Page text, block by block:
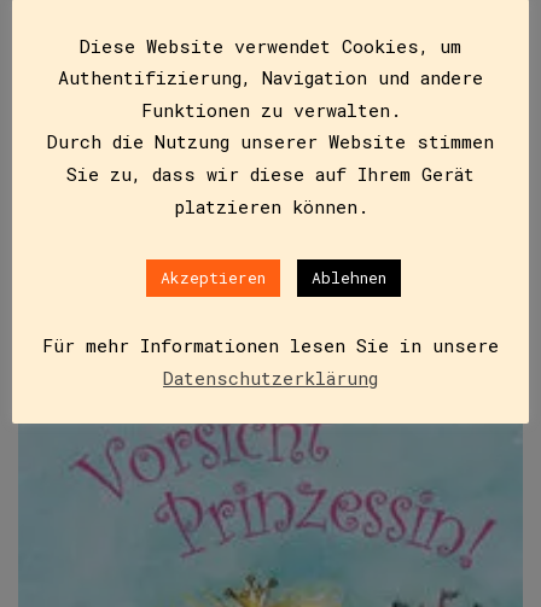
Heute ist Anton ein Pirat. Er hat alles, was ein
Pirat braucht: ein rotes Halstuch, eine schwarze
Augenklappe, einen Säbel, eine Schatzkarte und ein
IN DEN WARENKORB
Diese Website verwendet Cookies, um
Authentifizierung, Navigation und andere
Funktionen zu verwalten.
Durch die Nutzung unserer Website stimmen
Sie zu, dass wir diese auf Ihrem Gerät
platzieren können.
Akzeptieren Ablehnen
Für mehr Informationen lesen Sie in unsere
Datenschutzerklärung